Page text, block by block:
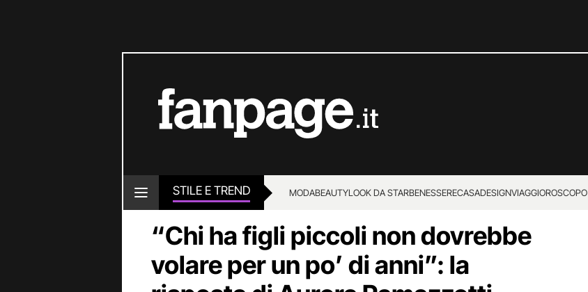
STILE E TREND MODABEAUTYLOOK DA STARBENESSERECASADESIGNVIAGGIOROSCOPO
“Chi ha figli piccoli non dovrebbe
volare per un po’ di anni”: la